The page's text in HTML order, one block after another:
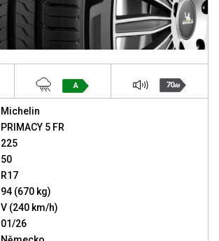
A 70dB
Michelin
PRIMACY 5 FR
225
50
R17
94 (670 kg)
V (240 km/h)
01/26